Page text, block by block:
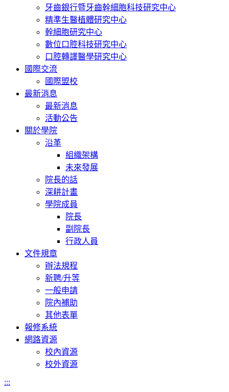
牙齒銀行暨牙齒幹細胞科技研究中心
精準生醫植體研究中心
幹細胞研究中心
數位口腔科技研究中心
口腔轉譯醫學研究中心
國際交流
國際盟校
最新消息
最新消息
活動公告
關於學院
沿革
組織架構
未來發展
院長的話
深耕計畫
學院成員
院長
副院長
行政人員
文件規章
辦法規程
新聘/升等
一般申請
院內補助
其他表單
報修系統
網路資源
校內資源
校外資源
:::